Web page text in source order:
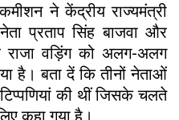
ने केंद्रीय राज्यमंत्री
प्रताप सिंह बाजवा और
राजा वड़िंग को अलग-अलग
है। बता दें कि तीनों नेताओं
की थीं जिसके चलते
कहा गया है।